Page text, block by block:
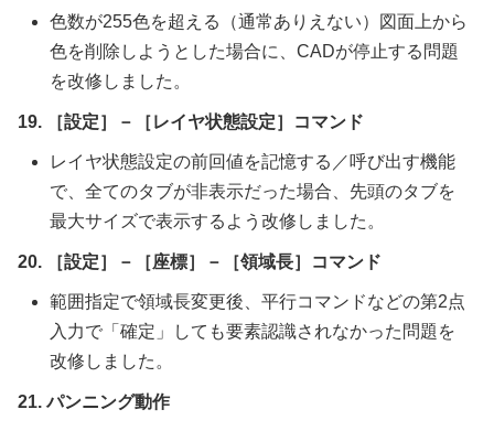
色数が255色を超える（通常ありえない）図面上から
色を削除しようとした場合に、CADが停止する問題
を改修しました。
19. ［設定］－［レイヤ状態設定］コマンド
レイヤ状態設定の前回値を記憶する／呼び出す機能
で、全てのタブが非表示だった場合、先頭のタブを
最大サイズで表示するよう改修しました。
20. ［設定］－［座標］－［領域長］コマンド
範囲指定で領域長変更後、平行コマンドなどの第2点
入力で「確定」しても要素認識されなかった問題を
改修しました。
21. パンニング動作